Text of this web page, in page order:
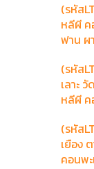
(รหัส
หลีผี ค
ฟาน ผ
(รหัส
เลาะ
หลีผี ค
(รหัส
เยือง
คอนพ